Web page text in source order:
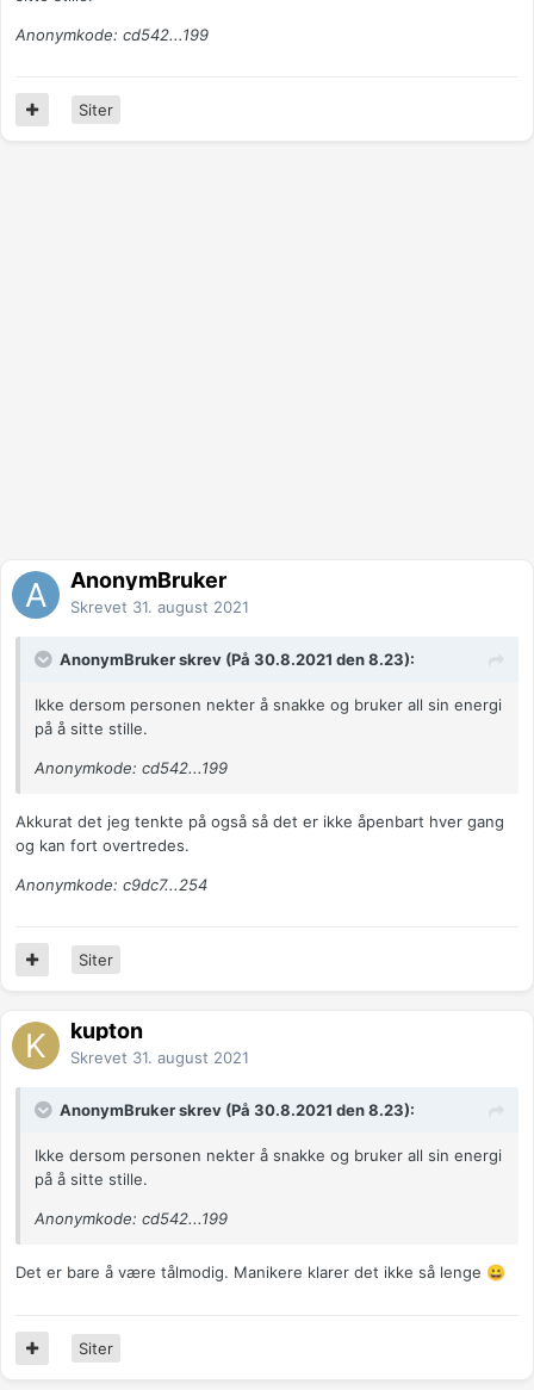
Anonymkode: cd542...199
Siter
AnonymBruker
Skrevet 31. august 2021
AnonymBruker skrev (På 30.8.2021 den 8.23):
Ikke dersom personen nekter å snakke og bruker all sin energi
på å sitte stille.
Anonymkode: cd542...199
Akkurat det jeg tenkte på også så det er ikke åpenbart hver gang
og kan fort overtredes.
Anonymkode: c9dc7...254
Siter
kupton
Skrevet 31. august 2021
AnonymBruker skrev (På 30.8.2021 den 8.23):
Ikke dersom personen nekter å snakke og bruker all sin energi
på å sitte stille.
Anonymkode: cd542...199
Det er bare å være tålmodig. Manikere klarer det ikke så lenge 😀
Siter